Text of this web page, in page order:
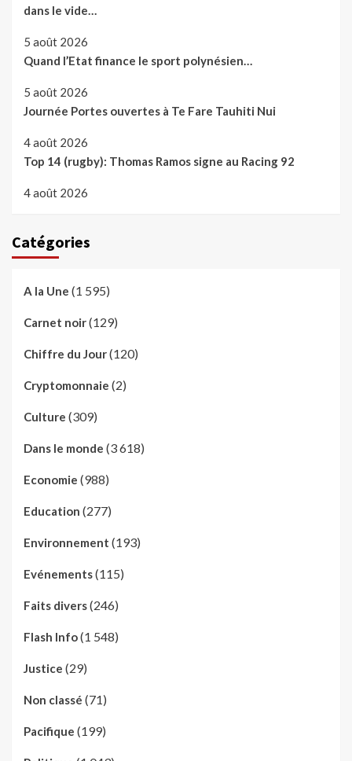
dans le vide…
5 août 2026
Quand l’Etat finance le sport polynésien…
5 août 2026
Journée Portes ouvertes à Te Fare Tauhiti Nui
4 août 2026
Top 14 (rugby): Thomas Ramos signe au Racing 92
4 août 2026
Catégories
A la Une (1 595)
Carnet noir(129)
Chiffre du Jour(120)
Cryptomonnaie (2)
Culture (309)
Dans le monde (3 618)
Economie (988)
Education (277)
Environnement (193)
Evénements(115)
Faits divers(246)
Flash Info(1 548)
Justice (29)
Non classé (71)
Pacifique (199)